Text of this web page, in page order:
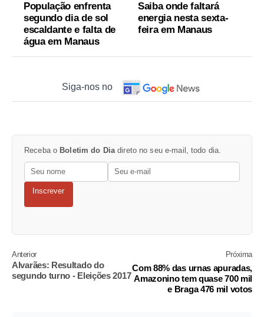
População enfrenta
segundo dia de sol
escaldante e falta de
água em Manaus
Saiba onde faltará
energia nesta sexta-
feira em Manaus
Siga-nos no
Receba o Boletim do Diadireto no seu e-mail, todo dia.
Inscrever
Anterior
Alvarães: Resultado do
segundo turno - Eleições 2017
Próxima
Com 88% das urnas apuradas,
Amazonino tem quase 700 mil
e Braga 476 mil votos